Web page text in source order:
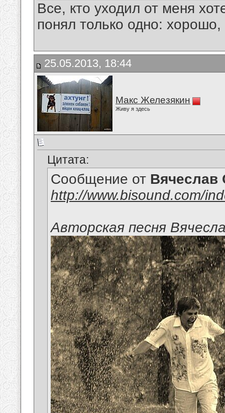
Все, кто уходил от меня
понял только одно:
25.05.2013, 18:44
Макс Железякин
Живу я здесь
Цитата:
Сообщение от Вячеслав
http://www.bisound.com/
Авторская песня